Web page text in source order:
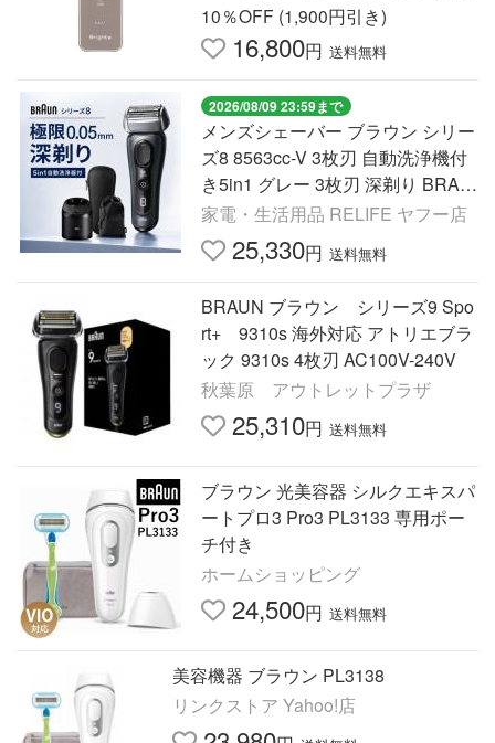
10％OFF (1,900円引き)
16,800円 送料無料
2026/08/09 23:59まで
メンズシェーバー ブラウン シリー
ズ8 8563cc-V 3枚刃 自動洗浄機付
き5in1 グレー 3枚刃 深剃り BRAU
N お風呂剃り 密着 防水
家電・生活用品 RELIFE ヤフー店
25,330円 送料無料
BRAUN ブラウン シリーズ9 Spo
rt+ 9310s 海外対応 アトリエブラ
ック 9310s 4枚刃 AC100V-240V
秋葉原 アウトレットプラザ
25,310円 送料無料
ブラウン 光美容器 シルクエキスパ
ートプロ3 Pro3 PL3133 専用ポー
チ付き
ホームショッピング
24,500円 送料無料
美容機器 ブラウン PL3138
リンクストア Yahoo!店